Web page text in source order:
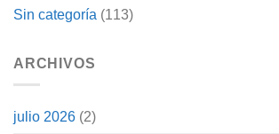
Sin categoría (113)
ARCHIVOS
julio 2026 (2)